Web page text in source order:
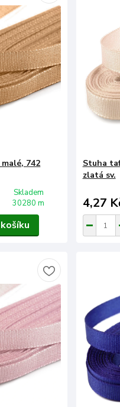
742
Skladem
30280 m
Stuha
zlatá sv.
4,27